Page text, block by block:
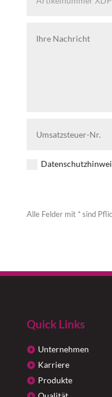
Alle Felder mit * sind
Quick Links
Unternehmen
Karriere
Produkte